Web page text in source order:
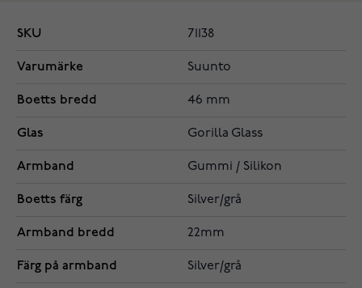
SKU 71138
Varumärke Suunto
Boetts bredd 46 mm
Glas Gorilla Glass
Armband Gummi / Silikon
Boetts färg Silver/grå
Armband bredd 22mm
Färg på armband Silver/grå